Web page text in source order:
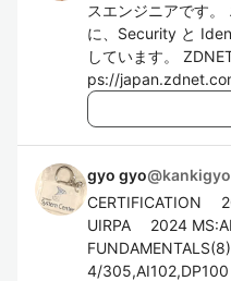
スエンジニアです
に、Security と
しています。
ps://
gyo gyo@
CERTIFICATION
UIRPA 2024
4/